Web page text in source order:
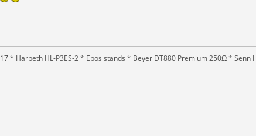
* Harbeth HL-P3ES-2 * Epos stands * Beyer DT880 Premium 250Ω *